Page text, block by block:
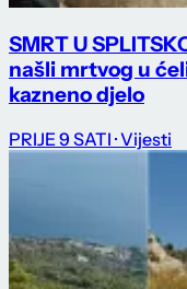
SMRT U
našli mrtvog u
kazneno djelo
PRIJE 9 SATI · Vijesti